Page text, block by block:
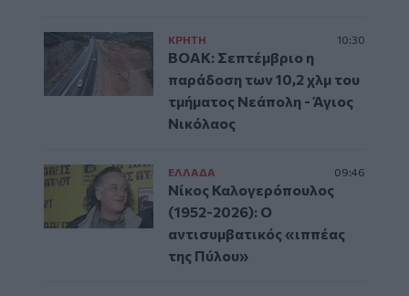
ΚΡΗΤΗ 10:30
ΒΟΑΚ: Σεπτέμβριο η
παράδοση των 10,2 χλμ του
τμήματος Νεάπολη - Άγιος
Νικόλαος
ΕΛΛAΔΑ 09:46
Νίκος Καλογερόπουλος
(1952-2026): O
αντισυμβατικός «ιππέας
της Πύλου»